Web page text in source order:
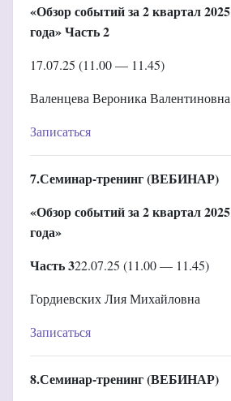
«Обзор событий за 2 квартал 2025
года»Часть 2
17.07.25 (11.00 — 11.45)
Валенцева Вероника Валентиновна
Записаться
7.Семинар-тренинг (ВЕБИНАР)
«Обзор событий за 2 квартал 2025
года»
Часть 322.07.25 (11.00 — 11.45)
Гордиевских Лия Михайловна
Записаться
8.Семинар-тренинг (ВЕБИНАР)